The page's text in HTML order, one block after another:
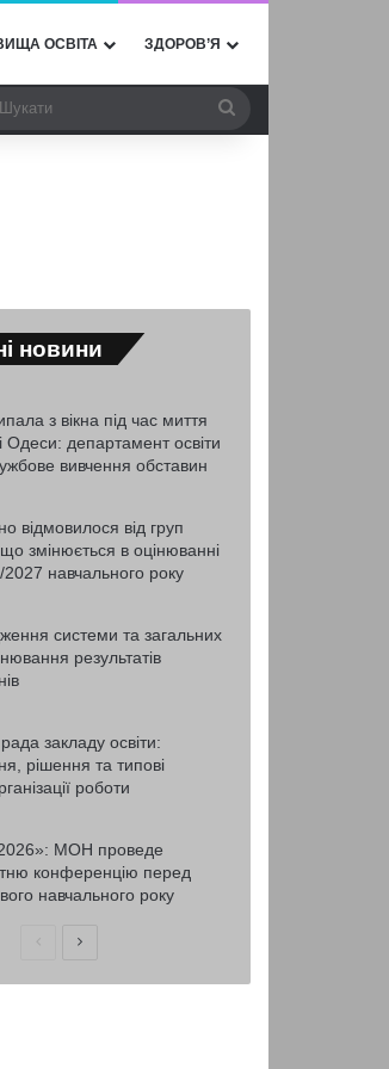
ОСВІТА ЗДОРОВ’Я
стаття
skin
новини
з вікна під час миття
Одеси: департамент освіти
вивчення обставин
відмовилося від груп
що змінюється в оцінюванні
2027 навчального року
системи та загальних
результатів
закладу освіти:
рішення та типові
роботи
МОН проведе
конференцію перед
навчального року
ПопередняНаступна